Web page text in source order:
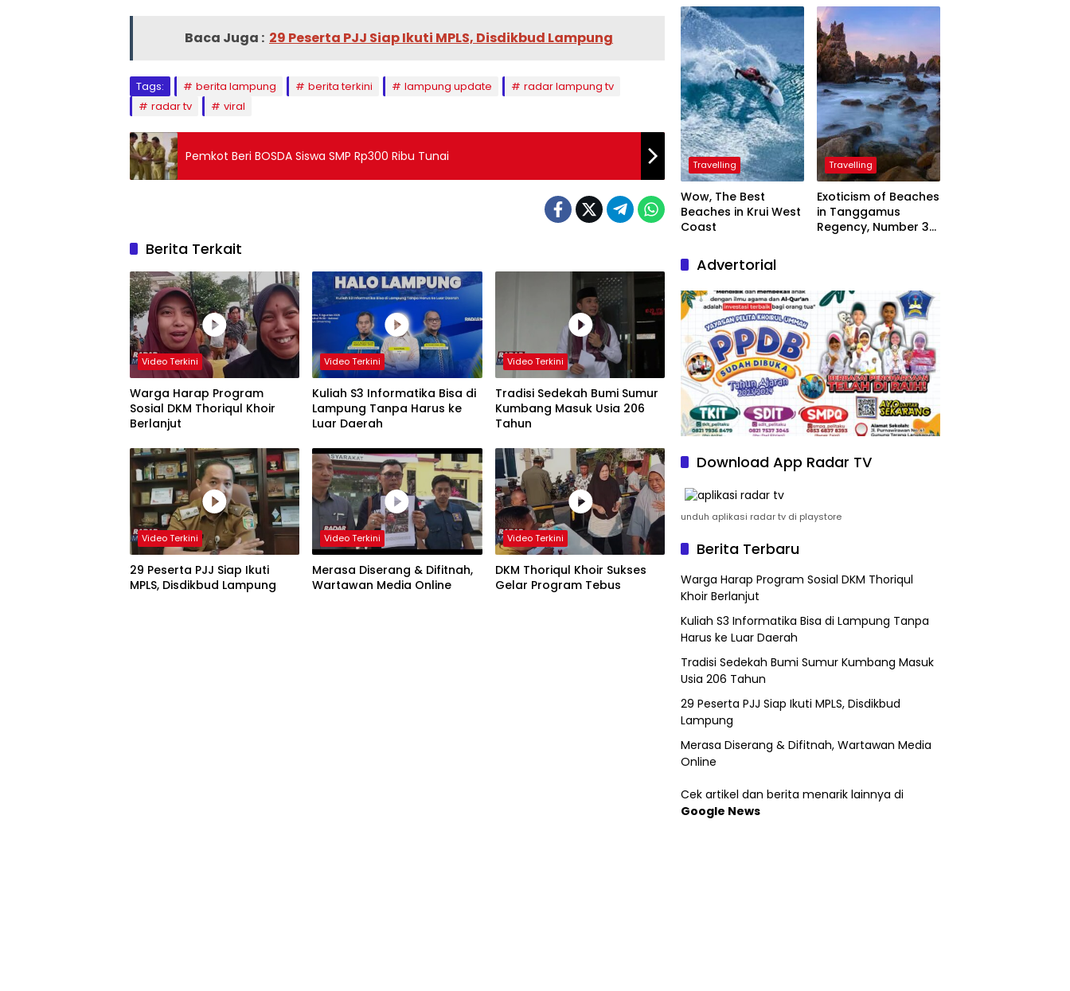
Baca Juga : 29 Peserta PJJ Siap Ikuti MPLS, Disdikbud Lampung
Tags: berita lampung berita terkini lampung update
radar lampung tv
radar tv
viral
Pemkot Beri BOSDA Siswa SMP Rp300 Ribu Tunai
Berita Terkait
Video Terkini
Warga Harap Program
Sosial DKM Thoriqul Khoir
Berlanjut
Video Terkini
Kuliah S3 Informatika Bisa di
Lampung Tanpa Harus ke
Luar Daerah
Video Terkini
Tradisi Sedekah Bumi Sumur
Kumbang Masuk Usia 206
Tahun
Video Terkini
29 Peserta PJJ Siap Ikuti
MPLS, Disdikbud Lampung
Video Terkini
Merasa Diserang & Difitnah,
Wartawan Media Online
Video Terkini
DKM Thoriqul Khoir Sukses
Gelar Program Tebus
President
Travelling
Wow, The Best
Beaches in Krui West
Coast
Travelling
Exoticism of Beaches
in Tanggamus
Regency, Number 3
Advertorial
Download App Radar TV
unduh aplikasi radar tv di playstore
Berita Terbaru
Warga Harap Program Sosial DKM Thoriqul
Khoir Berlanjut
Kuliah S3 Informatika Bisa di Lampung Tanpa
Harus ke Luar Daerah
Tradisi Sedekah Bumi Sumur Kumbang Masuk
Usia 206 Tahun
29 Peserta PJJ Siap Ikuti MPLS, Disdikbud
Lampung
Merasa Diserang & Difitnah, Wartawan Media
Online
Cek artikel dan berita menarik lainnya di
Google News